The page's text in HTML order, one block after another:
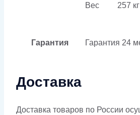
Вес 257 кг
Гарантия Гарантия 24
Доставка
Доставка товаров по России